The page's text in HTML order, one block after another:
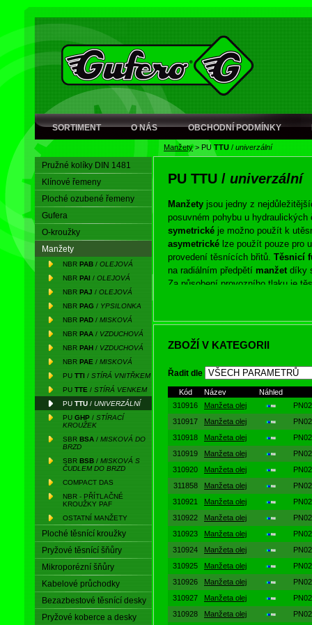
SORTIMENT O NÁS OBCHODNÍ PODMÍNKY
Manžety> PUTTU / univerzální
Pružné kolíky DIN 1481
Klínové řemeny
Ploché ozubené řemeny
Gufera
O-kroužky
Manžety
NBR PAB / OLEJOVÁ
NBR PAI / OLEJOVÁ
NBR PAJ / OLEJOVÁ
NBR PAG / YPSILONKA
NBR PAD / MISKOVÁ
NBR PAA / VZDUCHOVÁ
NBR PAH / VZDUCHOVÁ
NBR PAE / MISKOVÁ
PU TTI / STÍRÁ VNITŘKEM
PU TTE / STÍRÁ VENKEM
PU TTU / UNIVERZÁLNÍ
PU GHP / STÍRACÍ
KROUŽEK
SBR BSA / MISKOVÁ DO
BRZD
SBR BSB / MISKOVÁ S
ČUDLEM DO BRZD
COMPACT DAS
NBR - PŘÍTLAČNÉ
KROUŽKY PAF
OSTATNÍ MANŽETY
Ploché těsnící kroužky
Pryžové těsnící šňůry
Mikroporézní šňůry
Kabelové průchodky
Bezazbestové těsnící desky
Pryžové koberce a desky
PU TTU / univerzální
Manžety jsou jedny z
posuvném pohybu u
symetrické je možno použít k
asymetrické lze použít pouze pro
provedení těsnících břitů. Těsnicí
na radiálním předpětí manžetdíky
Za působení provozního tlaku je
Označení
PAB olejová
PN
PAI olejová
PAJ olejová
PAG olejová ypsilonka
PN
PAD misková
PN
PAA vzduchová
PN
PAH vzduchová
PN
PAE misková
PN
TTU univerzální
PN
ZBOŽÍ V KATEGORII
Řadit dle
Kód Název
Náhled
310916
Manžeta olej
310917
Manžeta olej
310918
Manžeta olej
310919
Manžeta olej
310920
Manžeta olej
311858
Manžeta olej
310921
Manžeta olej
310922
Manžeta olej
310923
Manžeta olej
310924
Manžeta olej
310925
Manžeta olej
310926
Manžeta olej
310927
Manžeta olej
310928
Manžeta olej